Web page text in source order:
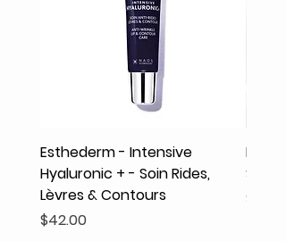
Esthederm - Intensive
Hyaluronic + - Soin Rides,
Lèvres & Contours
Price
$42.00
Price
$41.93